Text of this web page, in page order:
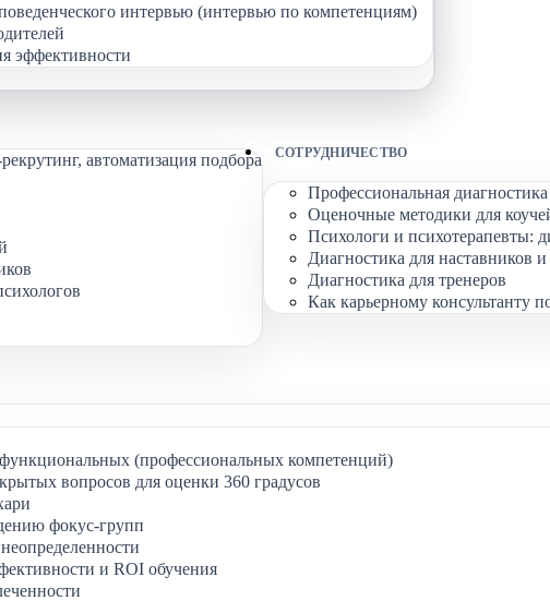
интервью (интервью по компетенциям)
эффективности
автоматизация подбора
СОТРУДНИЧЕСТВО
Профессиональная
Оценочные методики для
Психологи и психотерапевты:
Диагностика для наставников
Диагностика для тренеров
Как карьерному консультанту
(профессиональных компетенций)
вопросов для оценки 360 градусов
фокус-групп
и ROI обучения